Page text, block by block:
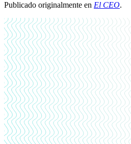
Publicado originalmente en El CEO.